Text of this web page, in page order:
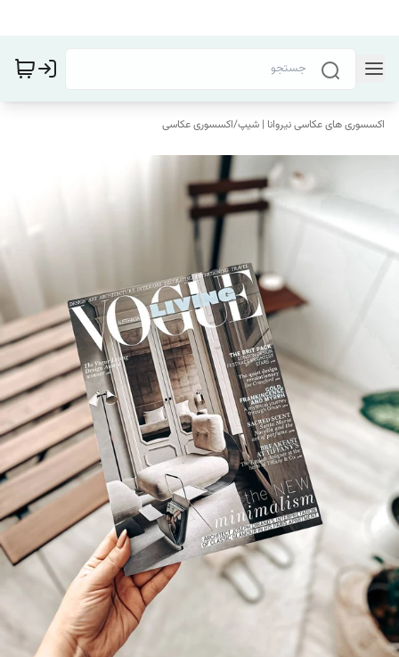
اکسسوری های عکاسی نیروانا | شیپ/اکسسوری عکاسی